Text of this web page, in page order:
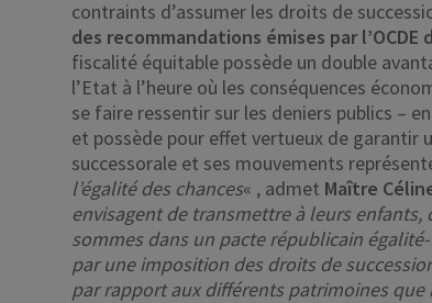
contraints d’assumer les droits de
des recommandations émises par l’OCDE
fiscalité équitable possède un double
l’Etat à l’heure où les conséquences
se faire ressentir sur les deniers publics –
et possède pour effet vertueux de garantir
successorale et ses mouvements
l’égalité des chances« , admet Maître
envisagent de transmettre à leurs enfants,
sommes dans un pacte républicain
par une imposition des droits de
par rapport aux différents patrimoines que